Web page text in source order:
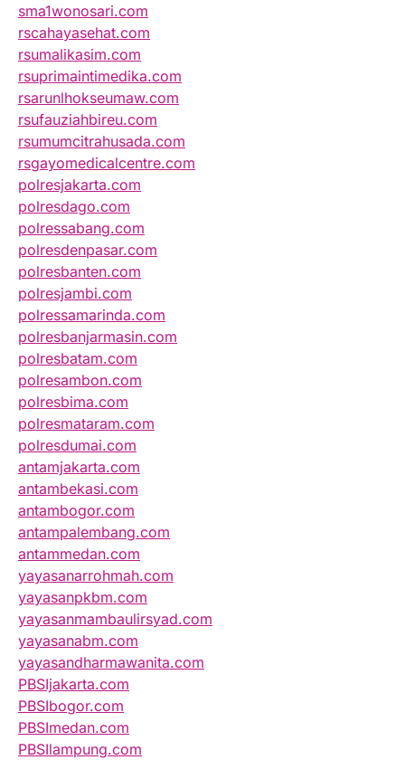
sma1wonosari.com
rscahayasehat.com
rsumalikasim.com
rsuprimaintimedika.com
rsarunlhokseumaw.com
rsufauziahbireu.com
rsumumcitrahusada.com
rsgayomedicalcentre.com
polresjakarta.com
polresdago.com
polressabang.com
polresdenpasar.com
polresbanten.com
polresjambi.com
polressamarinda.com
polresbanjarmasin.com
polresbatam.com
polresambon.com
polresbima.com
polresmataram.com
polresdumai.com
antamjakarta.com
antambekasi.com
antambogor.com
antampalembang.com
antammedan.com
yayasanarrohmah.com
yayasanpkbm.com
yayasanmambaulirsyad.com
yayasanabm.com
yayasandharmawanita.com
PBSIjakarta.com
PBSIbogor.com
PBSImedan.com
PBSIlampung.com